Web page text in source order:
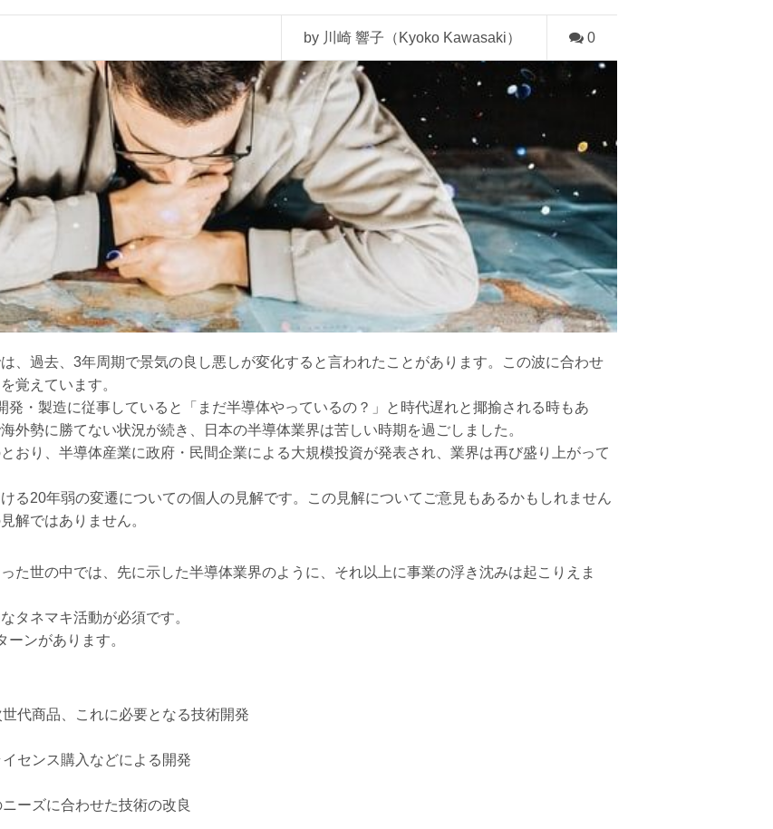
by 川崎 響子（Kyoko Kawasaki） 0
、過去、3年周期で景気の良し悪しが変化すると言われたことがあります。この波に合わせ
覚えています。
・製造に従事していると「まだ半導体やっているの？」と時代遅れと揶揄される時もあ
外勢に勝てない状況が続き、日本の半導体業界は苦しい時期を過ごしました。
おり、半導体産業に政府・民間企業による大規模投資が発表され、業界は再び盛り上がって
る20年弱の変遷についての個人の見解です。この見解についてご意見もあるかもしれません
解ではありません。
た世の中では、先に示した半導体業界のように、それ以上に事業の浮き沈みは起こりえま
タネマキ活動が必須です。
ンがあります。
代商品、これに必要となる技術開発
センス購入などによる開発
ーズに合わせた技術の改良